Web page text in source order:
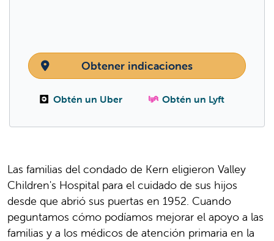
Obtener indicaciones
Obtén un Uber Obtén un Lyft
Las familias del condado de Kern eligieron Valley
Children's Hospital para el cuidado de sus hijos
desde que abrió sus puertas en 1952. Cuando
peguntamos cómo podíamos mejorar el apoyo a las
familias y a los médicos de atención primaria en la